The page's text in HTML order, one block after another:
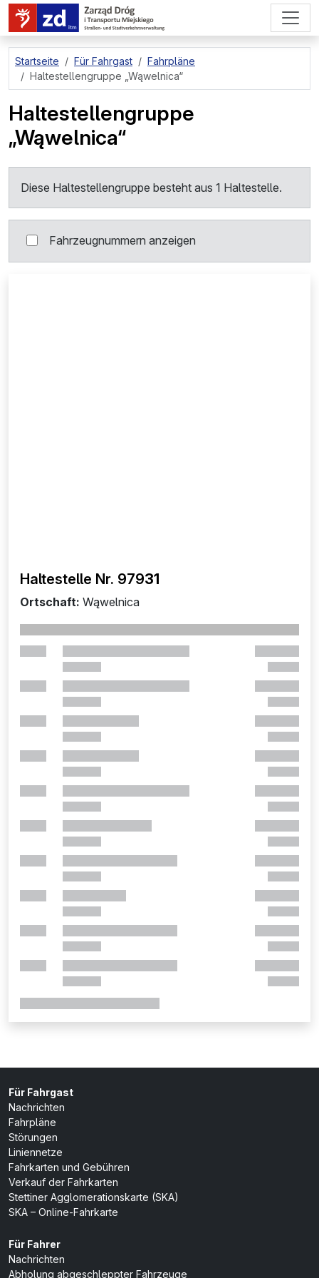
zum Hauptinhalt springen
Startseite Für Fahrgast
Fahrpläne
Haltestellengruppe „Wąwelnica“
Haltestellengruppe
„Wąwelnica“
Diese Haltestellengruppe besteht aus 1 Haltestelle.
Fahrzeugnummern anzeigen
Haltestelle Nr. 97931
Ortschaft: Wąwelnica
Für Fahrgast
Nachrichten
Fahrpläne
Störungen
Liniennetze
Fahrkarten und Gebühren
Verkauf der Fahrkarten
Stettiner Agglomerationskarte (SKA)
SKA – Online-Fahrkarte
Für Fahrer
Nachrichten
Abholung abgeschleppter Fahrzeuge